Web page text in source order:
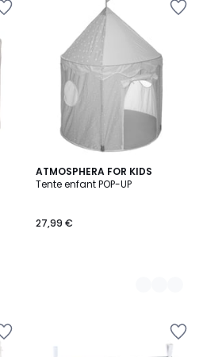
ATMOSPHERA FOR KIDS
Tente enfant POP-UP
27,99 €
2
Couleurs